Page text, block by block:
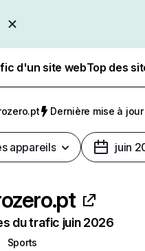
d'un site webTop des
Dernière mise à
appareils juin
du trafic juin 2026
Sports